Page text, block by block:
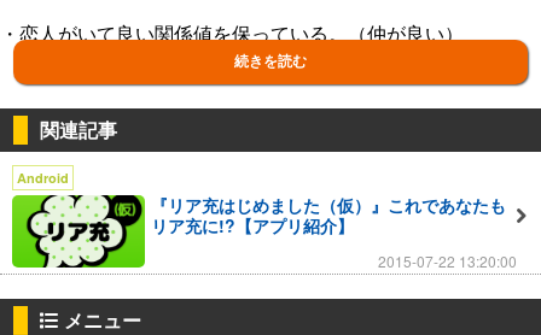
・恋人がいて良い関係値を保っている。（仲が良い）
・毎日恋人や友達から電話がかかってくる
・昼食や夕食は友達と食べる
・休日遊ぶ友達が複数人いる
・LINEのグループが10以上ある
・Facebookの友達は300以上
・Twitterで自分のツイートに複数の異性からリプライがある
・スマホの連絡先は200件以上
・毎日LINEやメールを15回以上やりとりしている
・タイムラインに投稿したときに複数の異性からコメントがあ
続きを読む
関連記事
Android
『リア充はじめました（仮）』これであなたも
リア充に!?【アプリ紹介】
2015-07-22 13:20:00
メニュー